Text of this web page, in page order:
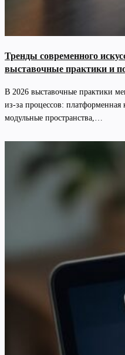
Тренды современного
выставочные практики и
В 2026 выставочные практики
из-за процессов:
модульные пространства,…